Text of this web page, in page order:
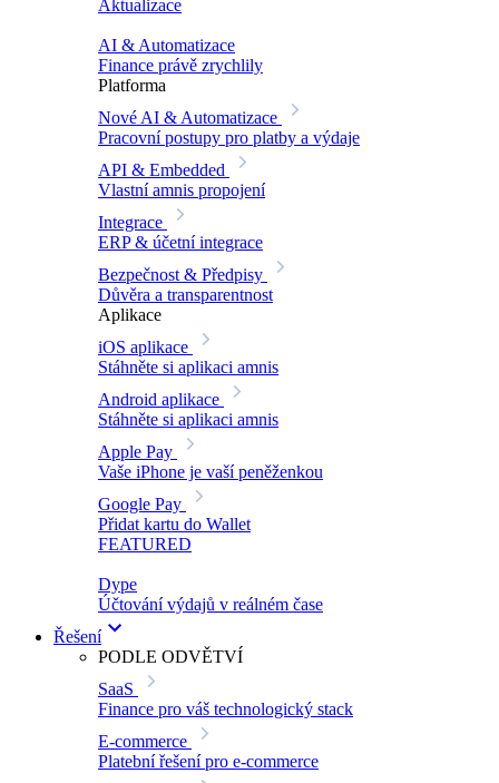
Aktualizace
AI & Automatizace
Finance právě zrychlily
Platforma
Nové AI & Automatizace
Pracovní postupy pro platby a výdaje
API & Embedded
Vlastní amnis propojení
Integrace
ERP & účetní integrace
Bezpečnost & Předpisy
Důvěra a transparentnost
Aplikace
iOS aplikace
Stáhněte si aplikaci amnis
Android aplikace
Stáhněte si aplikaci amnis
Apple Pay
Vaše iPhone je vaší peněženkou
Google Pay
Přidat kartu do Wallet
FEATURED
Dype
Účtování výdajů v reálném čase
Řešení
PODLE ODVĚTVÍ
SaaS
Finance pro váš technologický stack
E-commerce
Platební řešení pro e-commerce